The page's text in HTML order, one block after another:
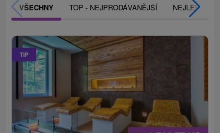
VŠECHNY TOP - NEJPRODÁVANĚJŠÍ NEJLEVNĚJŠÍ
TIP